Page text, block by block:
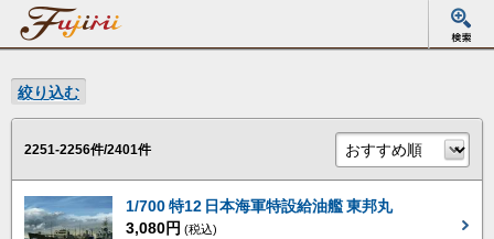
絞り込む
2251-2256件/2401件
1/700 特12 日本海軍特設給油艦 東邦丸
3,080円 (税込)